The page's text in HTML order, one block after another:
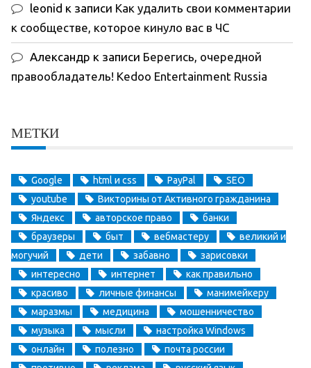
leonid к записи Как удалить свои комментарии
к сообществе, которое кинуло вас в ЧС
Александр к записи Берегись, очередной
правообладатель! Kedoo Entertainment Russia
МЕТКИ
Google html и css PayPal
SEO
youtube
Викторины от Активного гражданина
Яндекс
авторское право
банки
браузеры
быт вебмастеру
великий и
могучий
дети забавно
зарисовки
интересно
интернет
как правильно
красиво
личные финансы
манимейкеру
маразмы
медицина
мошенничество
музыка
мысли
настройка Windows
онлайн
полезно
почта россии